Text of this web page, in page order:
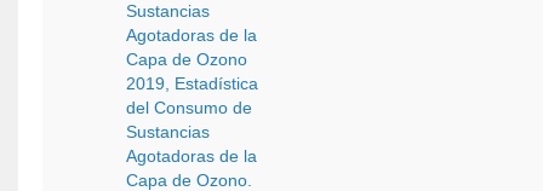
Sustancias
Agotadoras de la
Capa de Ozono
2019, Estadística
del Consumo de
Sustancias
Agotadoras de la
Capa de Ozono.